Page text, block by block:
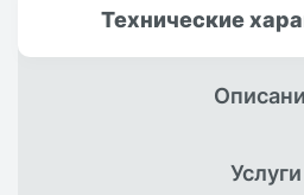
Технические
Услуги